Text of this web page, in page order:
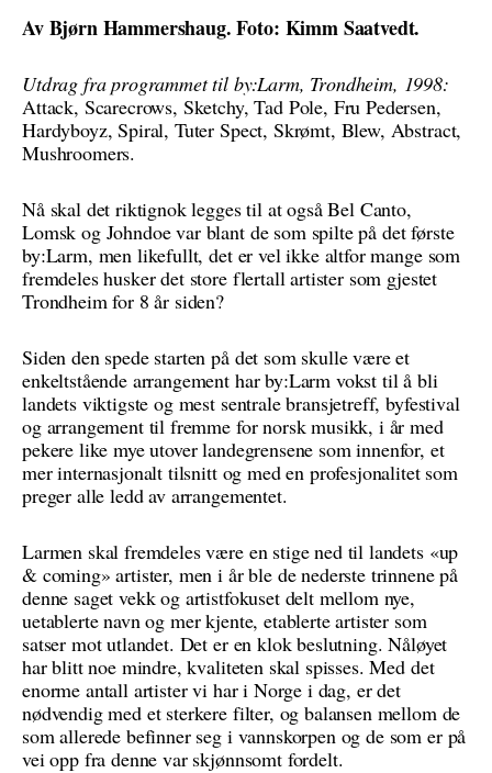
Av Bjørn Hammershaug. Foto: Kimm Saatvedt.
Utdrag fra programmet til by:Larm, Trondheim, 1998:
Attack, Scarecrows, Sketchy, Tad Pole, Fru Pedersen,
Hardyboyz, Spiral, Tuter Spect, Skrømt, Blew, Abstract,
Mushroomers.
Nå skal det riktignok legges til at også Bel Canto,
Lomsk og Johndoe var blant de som spilte på det første
by:Larm, men likefullt, det er vel ikke altfor mange som
fremdeles husker det store flertall artister som gjestet
Trondheim for 8 år siden?
Siden den spede starten på det som skulle være et
enkeltstående arrangement har by:Larm vokst til å bli
landets viktigste og mest sentrale bransjetreff, byfestival
og arrangement til fremme for norsk musikk, i år med
pekere like mye utover landegrensene som innenfor, et
mer internasjonalt tilsnitt og med en profesjonalitet som
preger alle ledd av arrangementet.
Larmen skal fremdeles være en stige ned til landets «up
& coming» artister, men i år ble de nederste trinnene på
denne saget vekk og artistfokuset delt mellom nye,
uetablerte navn og mer kjente, etablerte artister som
satser mot utlandet. Det er en klok beslutning. Nåløyet
har blitt noe mindre, kvaliteten skal spisses. Med det
enorme antall artister vi har i Norge i dag, er det
nødvendig med et sterkere filter, og balansen mellom de
som allerede befinner seg i vannskorpen og de som er på
vei opp fra denne var skjønnsomt fordelt.